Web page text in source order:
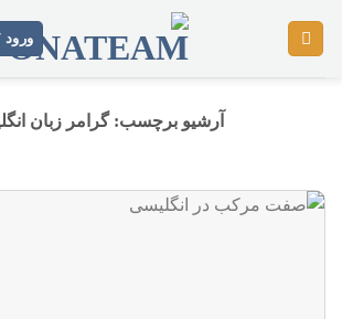
ورود
آرشیو برچسب:گرامر زبان